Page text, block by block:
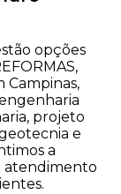
opções
Campinas,
projeto
e
a
atendimento